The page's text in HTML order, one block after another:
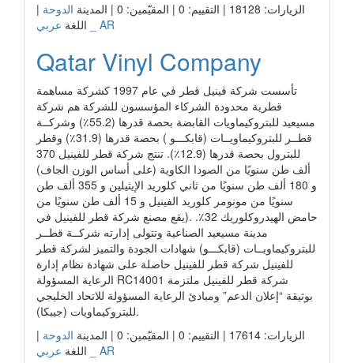
الزيارات: 18128 | التقييم: 0 | المقيّمين: 0 | المدينة
الدوحة |
اللغة عربي _ AR
Qatar Vinyl Company
تأسست شركة فينيل قطر في عام 1997 كشركة مساهمة
قطرية محدودة الشركاء المؤسسون للشركة هم شركة
مسيعيد للبتروكيماويات القابضة بحصة قدرها (55.2٪) وشركــة
قطــر للبتروكيماويــات (قابكـــو ) بحصة قدرها (31.9٪) وقطر
للبترول بحصة قدرها (12.9٪). تنتج شركة قطر للفينيل 370
ألف طن سنويًا من الصودا الكاوية (على أساس الوزن الجاف)
و 180 ألف طن سنويًا من ثاني كلوريد الإيثيلين و 355 ألف طن
سنويًا من مونومر كلوريد الفينيل و 15 ألف طن سنويًا من
حامض الهيدروكلوريك 32٪. .(يقع مصنع شركة قطر للفينيل في
مدينة مسيعيد الصناعية وتتولى إدارته شركــة قطــر
للبتروكيماويــات (قابكـــو) شهادات الجودة والتميز لشركة قطر
للفينيل شركة قطر للفينيل حاصلة على شهادة نظام إدارة
الرعاية المسؤولة RC14001 شركة قطر للفينيل ملتزمة
بوثيقة “إعلان الدعم” ومبادئ الرعاية المسؤولة للاتحاد الخليجي
للبتروكيماويات (جيبكا).
الزيارات: 17614 | التقييم: 0 | المقيّمين: 0 | المدينة
الدوحة |
اللغة عربي _ AR